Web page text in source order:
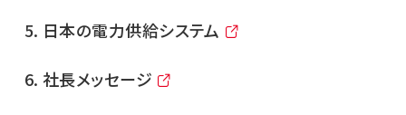
日本の電力供給システム
社長メッセージ